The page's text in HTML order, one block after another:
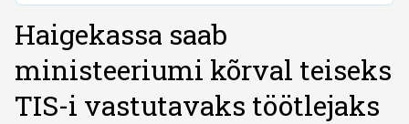
Haigekassa saab
ministeeriumi kõrval teiseks
TIS-i vastutavaks töötlejaks